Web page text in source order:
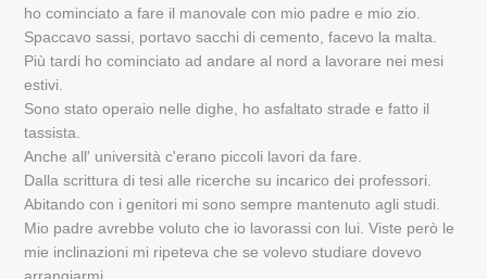
ho cominciato a fare il manovale con mio padre e mio zio.
Spaccavo sassi, portavo sacchi di cemento, facevo la malta.
Più tardi ho cominciato ad andare al nord a lavorare nei mesi
estivi.
Sono stato operaio nelle dighe, ho asfaltato strade e fatto il
tassista.
Anche all' università c'erano piccoli lavori da fare.
Dalla scrittura di tesi alle ricerche su incarico dei professori.
Abitando con i genitori mi sono sempre mantenuto agli studi.
Mio padre avrebbe voluto che io lavorassi con lui. Viste però le
mie inclinazioni mi ripeteva che se volevo studiare dovevo